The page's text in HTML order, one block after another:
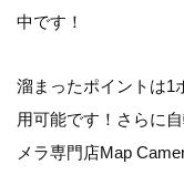
中です！
溜まったポイントは1
用可能です！さらに
メラ専門店Map